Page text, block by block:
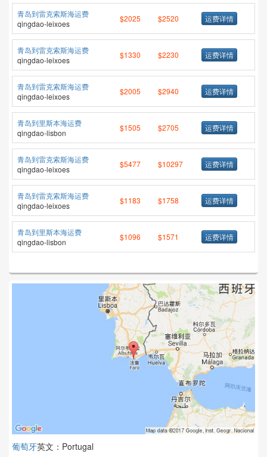
青岛到雷克索斯海运费
qingdao-leixoes
$2025 $2520 运费详情
青岛到雷克索斯海运费
qingdao-leixoes
$1330 $2230 运费详情
青岛到雷克索斯海运费
qingdao-leixoes
$2005 $2940 运费详情
青岛到里斯本海运费
qingdao-lisbon
$1505 $2705 运费详情
青岛到雷克索斯海运费
qingdao-leixoes
$5477 $10297 运费详情
青岛到雷克索斯海运费
qingdao-leixoes
$1183 $1758 运费详情
青岛到里斯本海运费
qingdao-lisbon
$1096 $1571 运费详情
葡萄牙英文：Portugal